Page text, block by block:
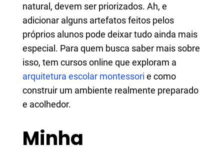
natural, devem ser priorizados. Ah, e
adicionar alguns artefatos feitos pelos
próprios alunos pode deixar tudo ainda mais
especial. Para quem busca saber mais sobre
isso, tem cursos online que exploram a
arquitetura escolar montessori e como
construir um ambiente realmente preparado
e acolhedor.
Minha